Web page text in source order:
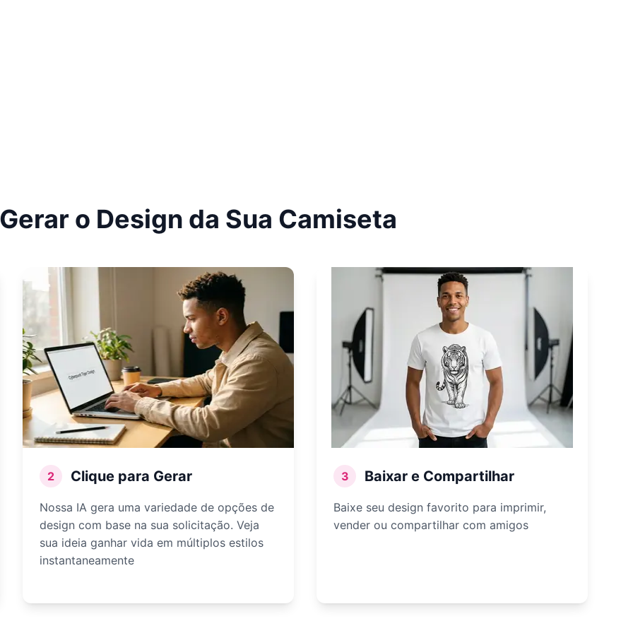
o Design da Sua Camiseta
2 Clique para Gerar
Nossa IA gera uma variedade de opções de
design com base na sua solicitação. Veja
sua ideia ganhar vida em múltiplos estilos
instantaneamente
3 Baixar e Compartilhar
Baixe seu design favorito para imprimir,
vender ou compartilhar com amigos